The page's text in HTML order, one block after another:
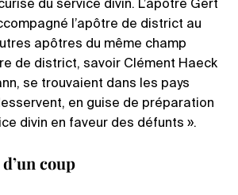
du service divin. L’apôtre Gert
l’apôtre de district au
apôtres du même champ
de district, savoir Clément Haeck
se trouvaient dans les pays
en guise de préparation
divin en faveur des défunts ».
coup